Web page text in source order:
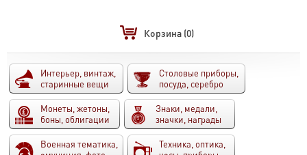
Корзина (0)
Интерьер, винтаж,
старинные вещи
Столовые приборы,
посуда, серебро
Монеты, жетоны,
боны, облигации
Знаки, медали,
значки, награды
Военная тематика,
Техника, оптика,